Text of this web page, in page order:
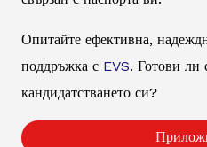
Опитайте ефективна,
поддръжка с EVS. Готови ли
кандидатстването си?